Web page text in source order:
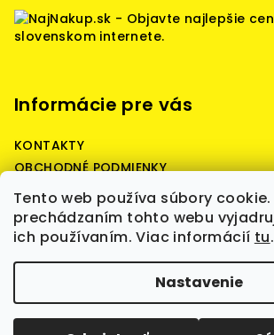
Tento web používa súbory
prechádzaním tohto webu
ich používaním. Viac informácií tu.
Nastavenie
Informácie pre vás
KONTAKTY
OBCHODNÉ PODMIENKY
Reklamačné podmienky
Podmienky ochrany osobných údajov
Copyright 2026Battery Predaj -
štartovacie, prístrojové,
nabíjačky, boostre, WET, AGM, GEL,
Upraviť